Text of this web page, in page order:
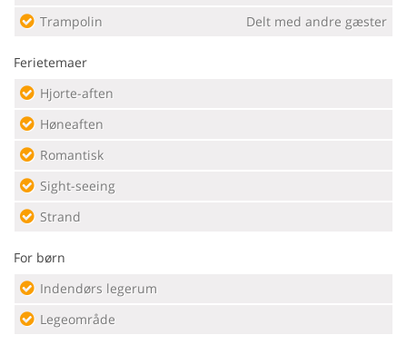
Trampolin
Delt med andre gæster
Ferietemaer
Hjorte-aften
Høneaften
Romantisk
Sight-seeing
Strand
For børn
Indendørs legerum
Legeområde